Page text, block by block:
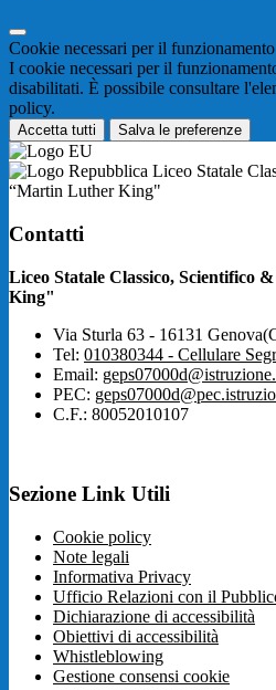
Cookie necessari per il funzionamento
I cookie necessari per il
disabilitati. È possibile consultare
policy.
Accetta tutti Salva le preferenze
Liceo Statale
“Martin Luther King"
Contatti
Liceo Statale Classico, Scientifico
King"
Via Sturla 63 - 16131
Tel: 010380344 - Cellulare
Email:
PEC:
C.F.: 80052010107
Sezione Link Utili
Cookie policy
Note legali
Informativa Privacy
Ufficio Relazioni con il
Dichiarazione di accessibilità
Obiettivi di accessibilità
Whistleblowing
Gestione consensi cookie